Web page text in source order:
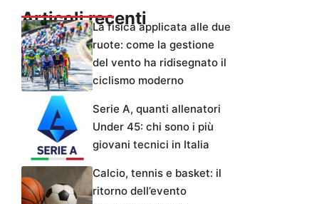
Articoli recentiLa fisica applicata alle due
ruote: come la gestione
del vento ha ridisegnato il
ciclismo moderno
Serie A, quanti allenatori
Under 45: chi sono i più
giovani tecnici in Italia
Calcio, tennis e basket: il
ritorno dell’evento